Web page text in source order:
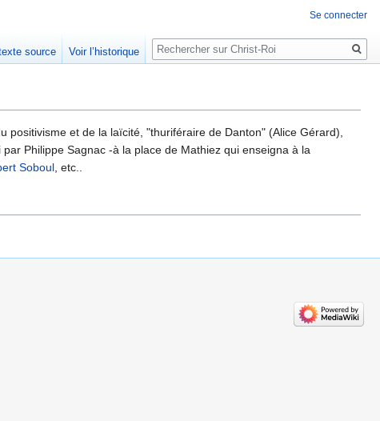
positivisme et de la laïcité, "thuriféraire de Danton" (Alice Gérard),
Philippe Sagnac -à la place de Mathiez qui enseigna à la
Soboul, etc..
Se connecter
source Voir l’historique
Rechercher